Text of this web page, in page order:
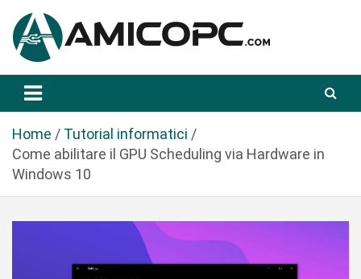
a
Amicopc.com
Home
Tutorial informatici
Come abilitare il GPU Scheduling via Hardware in
Windows 10